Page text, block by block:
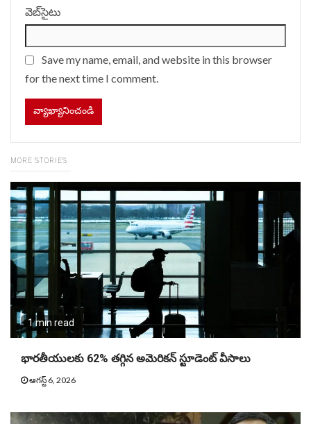
వెబ్‌సైటు
Save my name, email, and website in this browser
for the next time I comment.
MORE STORIES
1 min read
భారతీయులకు 62% తగ్గిన అమెరికన్‌ స్టూడెంట్‌ వీసాలు
ఆగస్ట్ 6, 2026